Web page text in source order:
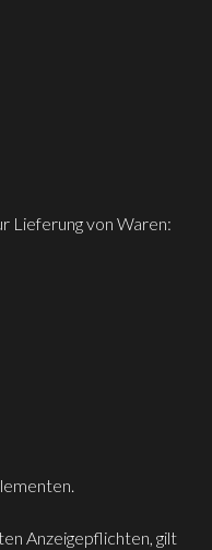
Lieferung von Waren:
Anzeigepflichten, gilt